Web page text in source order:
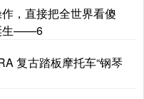
，直接把全世界看傻
生——6
复古踏板摩托车“钢琴